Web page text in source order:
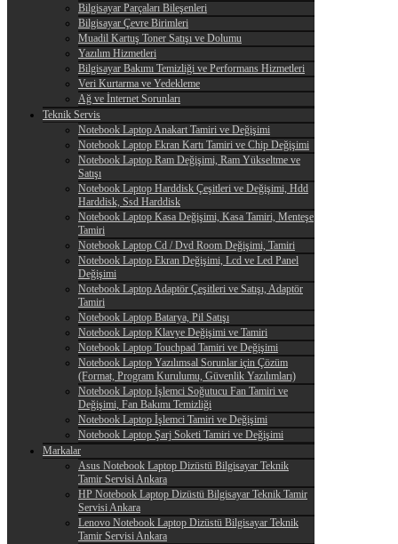
Bilgisayar Parçaları Bileşenleri
Bilgisayar Çevre Birimleri
Muadil Kartuş Toner Satışı ve Dolumu
Yazılım Hizmetleri
Bilgisayar Bakımı Temizliği ve Performans Hizmetleri
Veri Kurtarma ve Yedekleme
Ağ ve İnternet Sorunları
Teknik Servis
Notebook Laptop Anakart Tamiri ve Değişimi
Notebook Laptop Ekran Kartı Tamiri ve Chip Değişimi
Notebook Laptop Ram Değişimi, Ram Yükseltme ve
Satışı
Notebook Laptop Harddisk Çeşitleri ve Değişimi, Hdd
Harddisk, Ssd Harddisk
Notebook Laptop Kasa Değişimi, Kasa Tamiri, Menteşe
Tamiri
Notebook Laptop Cd / Dvd Room Değişimi, Tamiri
Notebook Laptop Ekran Değişimi, Lcd ve Led Panel
Değişimi
Notebook Laptop Adaptör Çeşitleri ve Satışı, Adaptör
Tamiri
Notebook Laptop Batarya, Pil Satışı
Notebook Laptop Klavye Değişimi ve Tamiri
Notebook Laptop Touchpad Tamiri ve Değişimi
Notebook Laptop Yazılımsal Sorunlar için Çözüm
(Format, Program Kurulumu, Güvenlik Yazılımları)
Notebook Laptop İşlemci Soğutucu Fan Tamiri ve
Değişimi, Fan Bakımı Temizliği
Notebook Laptop İşlemci Tamiri ve Değişimi
Notebook Laptop Şarj Soketi Tamiri ve Değişimi
Markalar
Asus Notebook Laptop Dizüstü Bilgisayar Teknik
Tamir Servisi Ankara
HP Notebook Laptop Dizüstü Bilgisayar Teknik Tamir
Servisi Ankara
Lenovo Notebook Laptop Dizüstü Bilgisayar Teknik
Tamir Servisi Ankara